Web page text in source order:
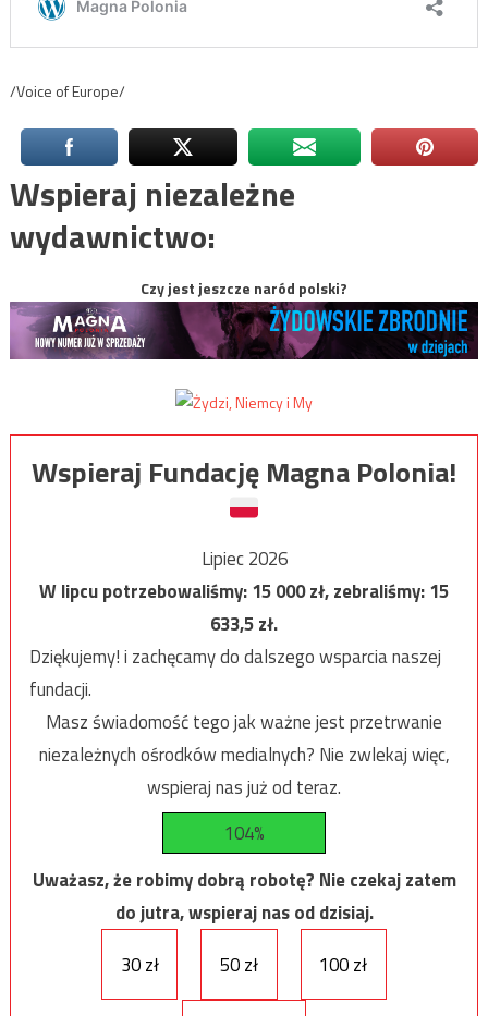
/Voice of Europe/
Wspieraj niezależne
wydawnictwo:
Czy jest jeszcze naród polski?
Wspieraj Fundację Magna Polonia!
Lipiec 2026
W lipcu potrzebowaliśmy:15 000zł, zebraliśmy:15
633,5zł.
Dziękujemy! i zachęcamy do dalszego wsparcia naszej
fundacji.
Masz świadomość tego jak ważne jest przetrwanie
niezależnych ośrodków medialnych? Nie zwlekaj więc,
wspieraj nas już od teraz.
104%
Uważasz, że robimy dobrą robotę? Nie czekaj zatem
do jutra, wspieraj nas od dzisiaj.
30 zł
50 zł 100 zł